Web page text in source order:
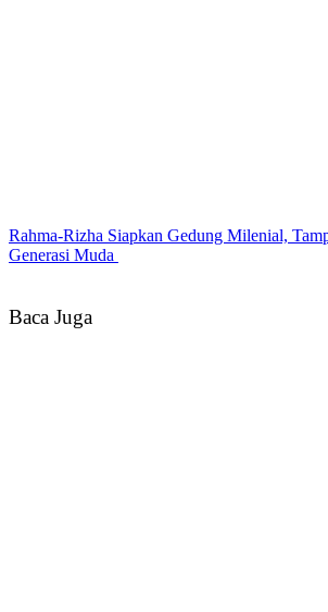
Rahma-Rizha Siapkan Gedung Milenial,
Generasi Muda
Baca Juga